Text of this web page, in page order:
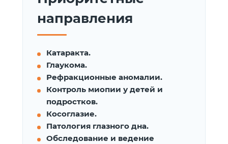
направления
Катаракта.
Глаукома.
Рефракционные аномалии.
Контроль миопии у детей и
подростков.
Косоглазие.
Патология глазного дна.
Обследование и ведение